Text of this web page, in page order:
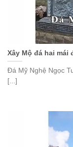
Xây Mộ đá hai mái
Đá Mỹ Nghệ Ngọc
[...]